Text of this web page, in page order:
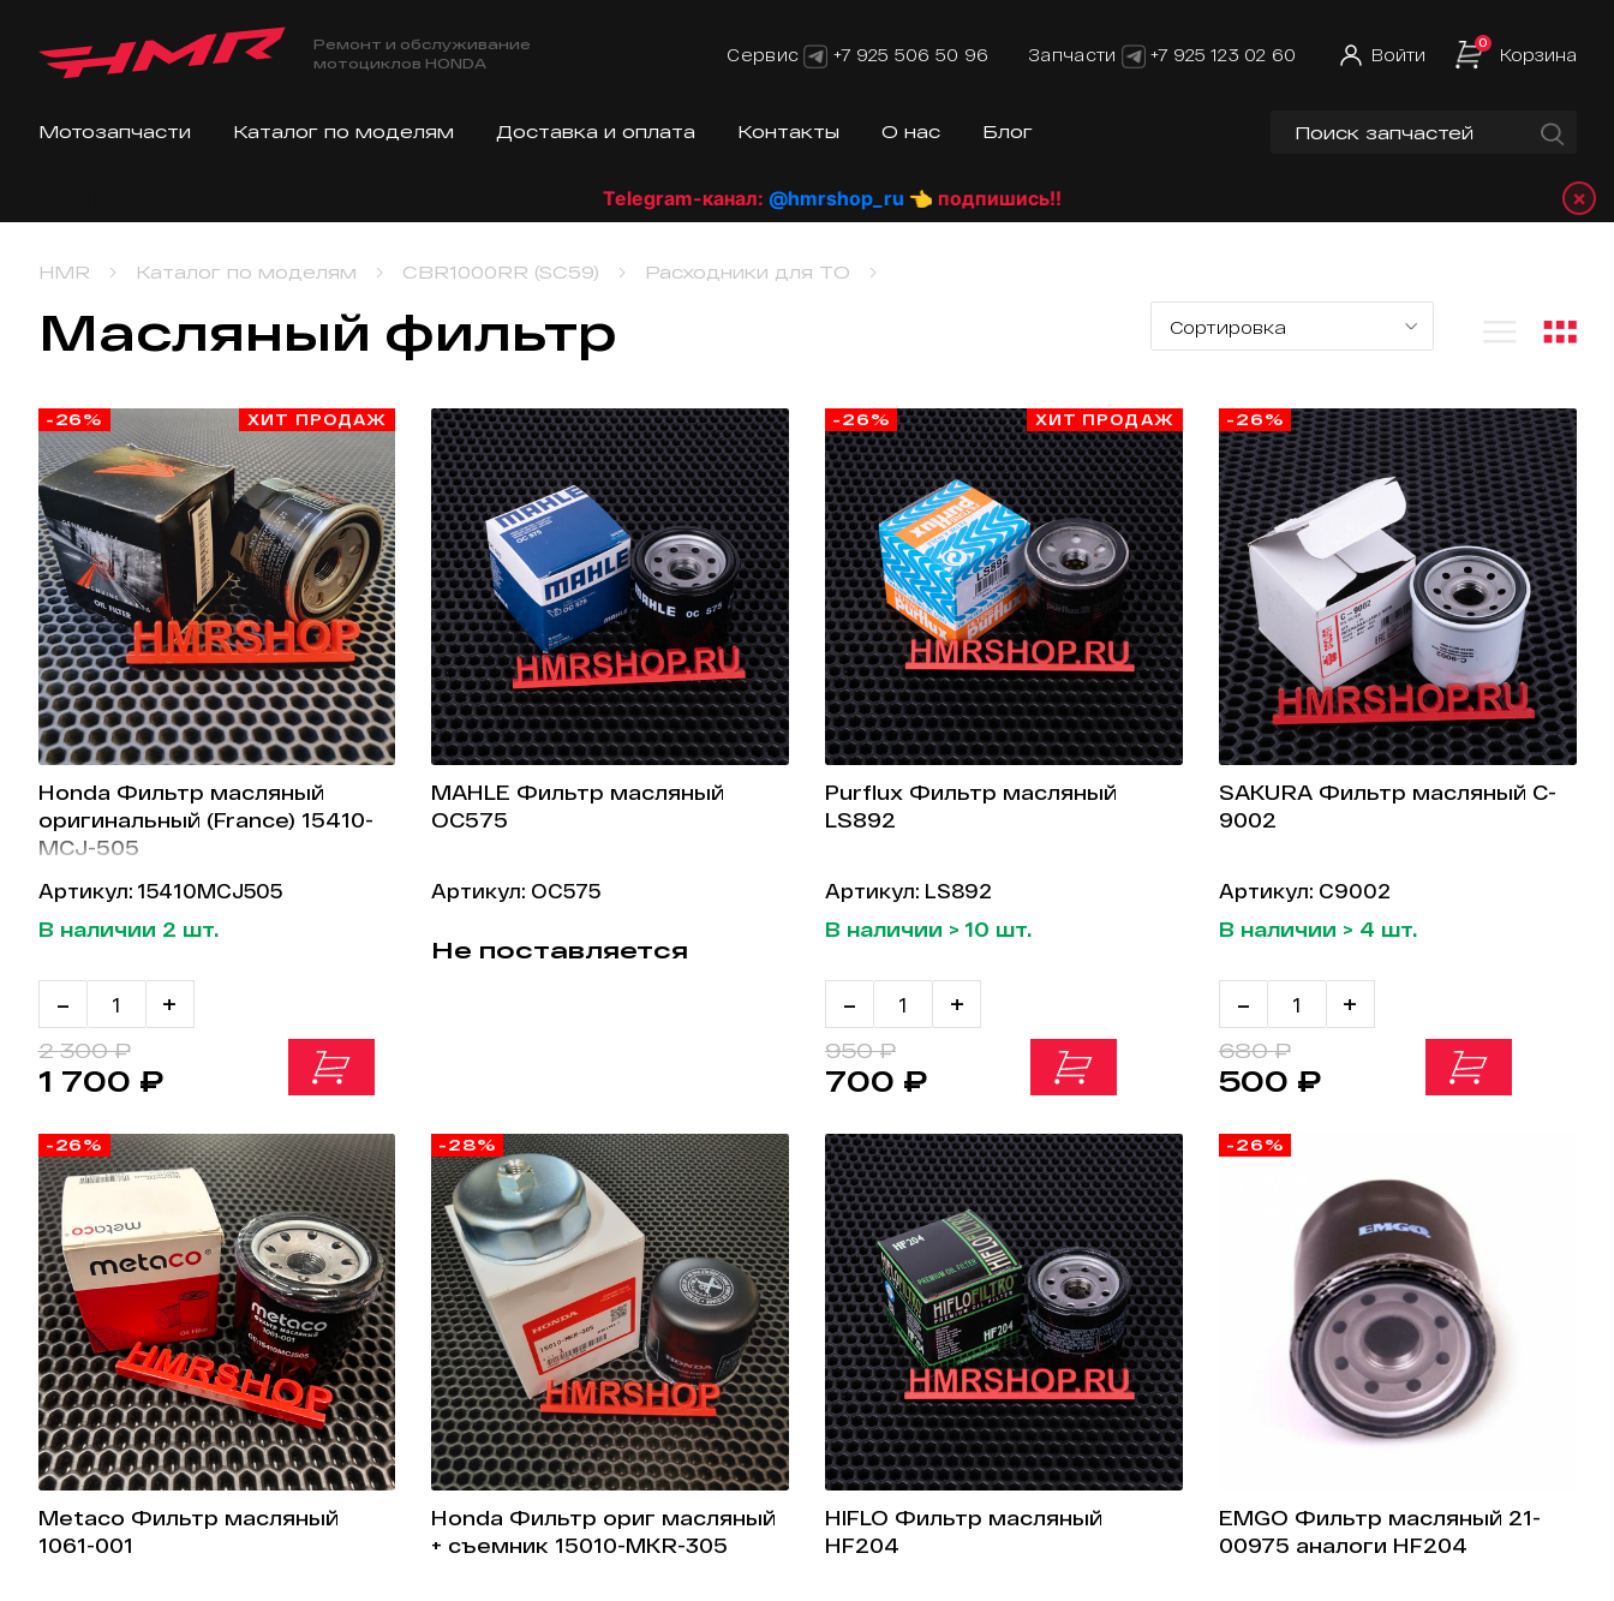
Ремонт и обслуживание
мотоциклов HONDA
Сервис +7 925 506 50 96 Запчасти +7 925 123 02 60 Войти
0
Корзина
Мотозапчасти Каталог по моделям Доставка и оплата Контакты О нас Блог
Telegram-канал:@hmrshop_ru 👈 подпишись!! ×
HMR Каталог по моделям CBR1000RR (SC59) Расходники для ТО
Масляный фильтр
ХИТ ПРОДАЖ
-26%
Honda Фильтр масляный
оригинальный (France) 15410-
MCJ-505
Артикул: 15410MCJ505
В наличии 2 шт.
- +
1 700 ₽
2 300 ₽
MAHLE Фильтр масляный
OC575
Артикул: OC575
Не поставляется
ХИТ ПРОДАЖ
-26%
Purflux Фильтр масляный
LS892
Артикул: LS892
В наличии > 10 шт.
- +
700 ₽
950 ₽
-26%
SAKURA Фильтр масляный C-
9002
Артикул: C9002
В наличии > 4 шт.
- +
500 ₽
680 ₽
-26%
Metaco Фильтр масляный
1061-001
-28%
Honda Фильтр ориг масляный
+ съемник 15010-MKR-305
HIFLO Фильтр масляный
HF204
-26%
EMGO Фильтр масляный 21-
00975 аналоги HF204